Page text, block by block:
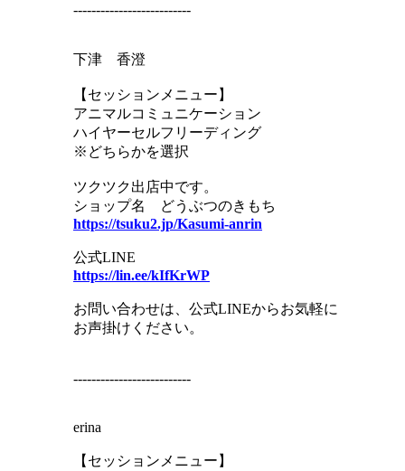
--------------------------
下津 香澄
【セッションメニュー】
アニマルコミュニケーション
ハイヤーセルフリーディング
※どちらかを選択
ツクツク出店中です。
ショップ名 どうぶつのきもち
https://tsuku2.jp/Kasumi-anrin
公式LINE
https://lin.ee/kIfKrWP
お問い合わせは、公式LINEからお気軽に
お声掛けください。
--------------------------
erina
【セッションメニュー】